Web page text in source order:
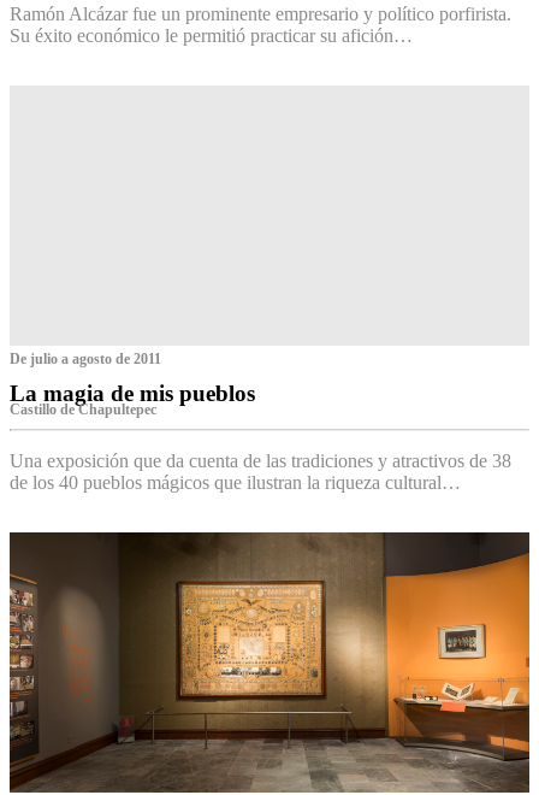
Ramón Alcázar fue un prominente empresario y político porfirista.
Su éxito económico le permitió practicar su afición…
De julio a agosto de 2011
La magia de mis pueblos
Castillo de Chapultepec
Una exposición que da cuenta de las tradiciones y atractivos de 38
de los 40 pueblos mágicos que ilustran la riqueza cultural…